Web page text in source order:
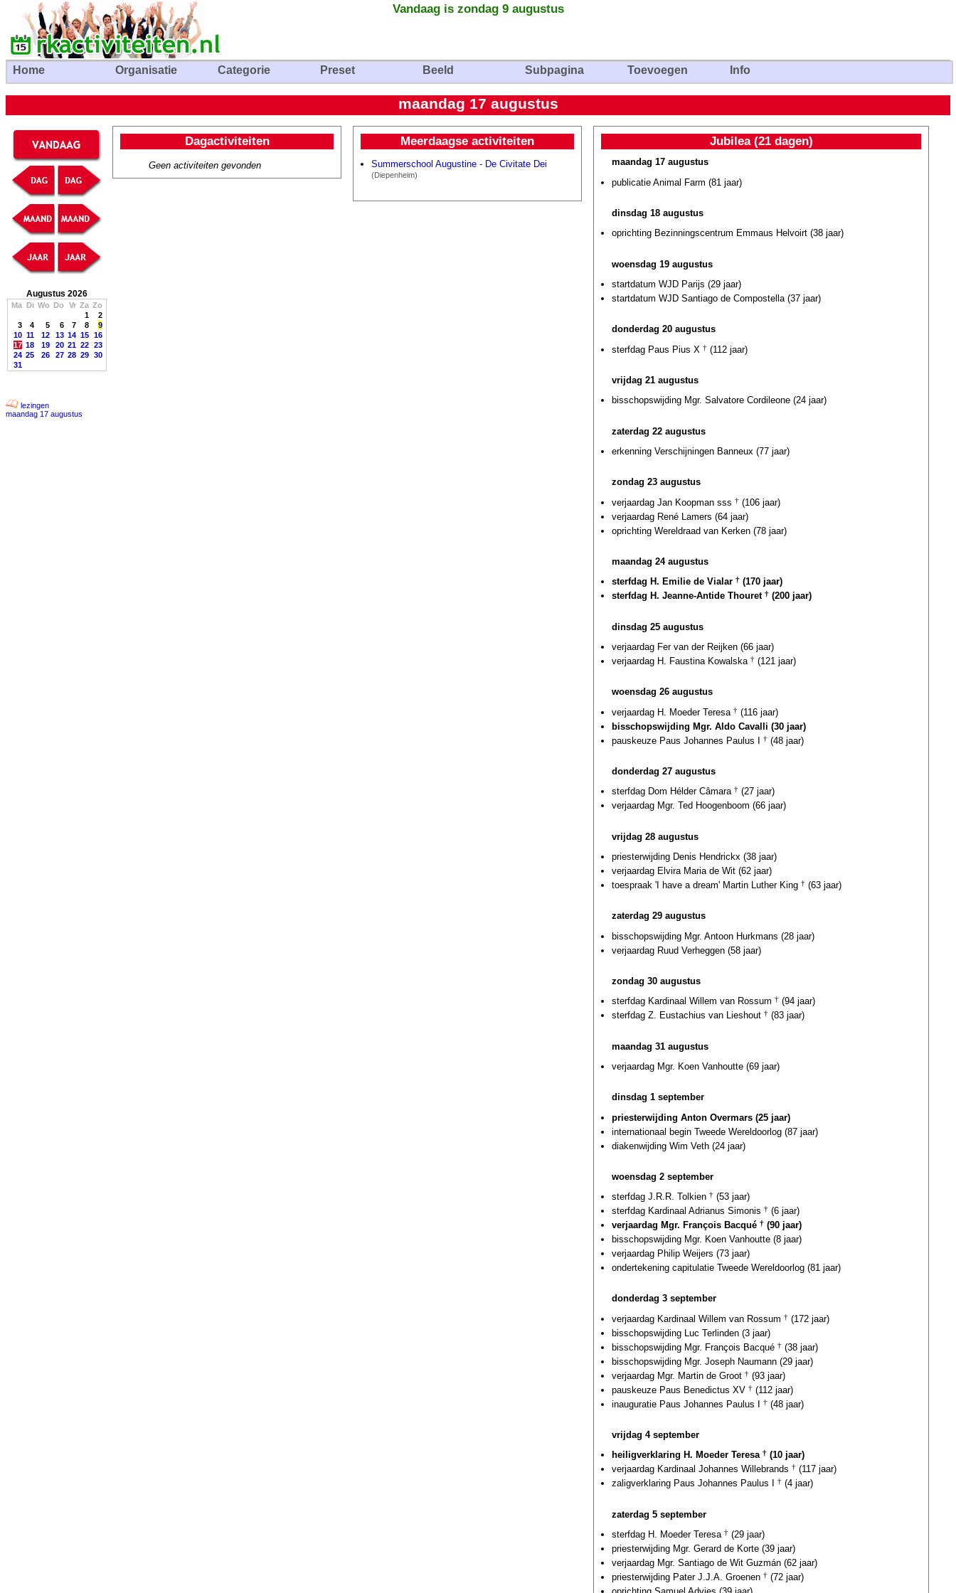
Vandaag is zondag 9 augustus
Home Organisatie Categorie Preset Beeld Subpagina Toevoegen Info
maandag 17 augustus
Augustus 2026
Ma Di Wo Do Vr Za Zo
1
2
3
4 5 6 7 8
9
10 11 12 13 14 15 16
17 18 19 20 21 22 23
24 25 26 27 28 29 30
31
lezingen
maandag 17 augustus
Dagactiviteiten
Geen activiteiten gevonden
Meerdaagse activiteiten
Summerschool Augustine - De Civitate Dei
(Diepenheim)
Jubilea (21 dagen)
maandag 17 augustus
publicatie Animal Farm (81 jaar)
dinsdag 18 augustus
oprichting Bezinningscentrum Emmaus Helvoirt (38 jaar)
woensdag 19 augustus
startdatum WJD Parijs (29 jaar)
startdatum WJD Santiago de Compostella (37 jaar)
donderdag 20 augustus
sterfdag Paus Pius X † (112 jaar)
vrijdag 21 augustus
bisschopswijding Mgr. Salvatore Cordileone (24 jaar)
zaterdag 22 augustus
erkenning Verschijningen Banneux (77 jaar)
zondag 23 augustus
verjaardag Jan Koopman sss † (106 jaar)
verjaardag René Lamers (64 jaar)
oprichting Wereldraad van Kerken (78 jaar)
maandag 24 augustus
sterfdag H. Emilie de Vialar † (170 jaar)
sterfdag H. Jeanne-Antide Thouret † (200 jaar)
dinsdag 25 augustus
verjaardag Fer van der Reijken (66 jaar)
verjaardag H. Faustina Kowalska † (121 jaar)
woensdag 26 augustus
verjaardag H. Moeder Teresa † (116 jaar)
bisschopswijding Mgr. Aldo Cavalli (30 jaar)
pauskeuze Paus Johannes Paulus I † (48 jaar)
donderdag 27 augustus
sterfdag Dom Hélder Câmara † (27 jaar)
verjaardag Mgr. Ted Hoogenboom (66 jaar)
vrijdag 28 augustus
priesterwijding Denis Hendrickx (38 jaar)
verjaardag Elvira Maria de Wit (62 jaar)
toespraak 'I have a dream' Martin Luther King † (63 jaar)
zaterdag 29 augustus
bisschopswijding Mgr. Antoon Hurkmans (28 jaar)
verjaardag Ruud Verheggen (58 jaar)
zondag 30 augustus
sterfdag Kardinaal Willem van Rossum † (94 jaar)
sterfdag Z. Eustachius van Lieshout † (83 jaar)
maandag 31 augustus
verjaardag Mgr. Koen Vanhoutte (69 jaar)
dinsdag 1 september
priesterwijding Anton Overmars (25 jaar)
internationaal begin Tweede Wereldoorlog (87 jaar)
diakenwijding Wim Veth (24 jaar)
woensdag 2 september
sterfdag J.R.R. Tolkien † (53 jaar)
sterfdag Kardinaal Adrianus Simonis † (6 jaar)
verjaardag Mgr. François Bacqué † (90 jaar)
bisschopswijding Mgr. Koen Vanhoutte (8 jaar)
verjaardag Philip Weijers (73 jaar)
ondertekening capitulatie Tweede Wereldoorlog (81 jaar)
donderdag 3 september
verjaardag Kardinaal Willem van Rossum † (172 jaar)
bisschopswijding Luc Terlinden (3 jaar)
bisschopswijding Mgr. François Bacqué † (38 jaar)
bisschopswijding Mgr. Joseph Naumann (29 jaar)
verjaardag Mgr. Martin de Groot † (93 jaar)
pauskeuze Paus Benedictus XV † (112 jaar)
inauguratie Paus Johannes Paulus I
† (48 jaar)
vrijdag 4 september
heiligverklaring H. Moeder Teresa † (10 jaar)
verjaardag Kardinaal Johannes Willebrands † (117 jaar)
zaligverklaring Paus Johannes Paulus I
† (4 jaar)
zaterdag 5 september
sterfdag H. Moeder Teresa † (29 jaar)
priesterwijding Mgr. Gerard de Korte (39 jaar)
verjaardag Mgr. Santiago de Wit Guzmán (62 jaar)
priesterwijding Pater J.J.A. Groenen † (72 jaar)